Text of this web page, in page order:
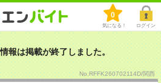
0
気になる！ ログイン
報は掲載が終了しました。
No.RFFK260702114D/関西